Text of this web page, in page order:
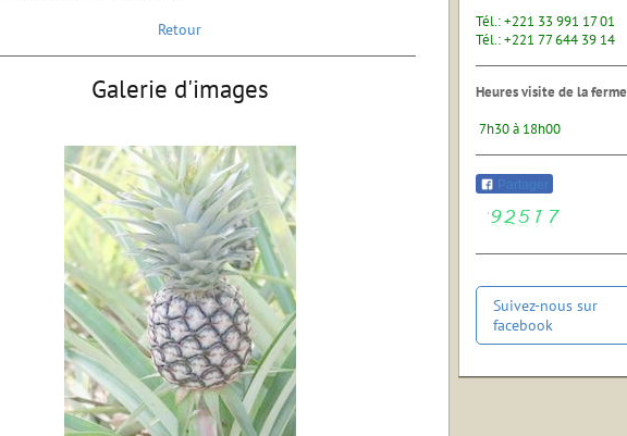
Retour
Galerie d'images
Tél.: +221 33 991 17 01
Tél.: +221 77 644 39 14
Heures visite de la ferme
7h30 à 18h00
Partager
Suivez-nous sur
facebook